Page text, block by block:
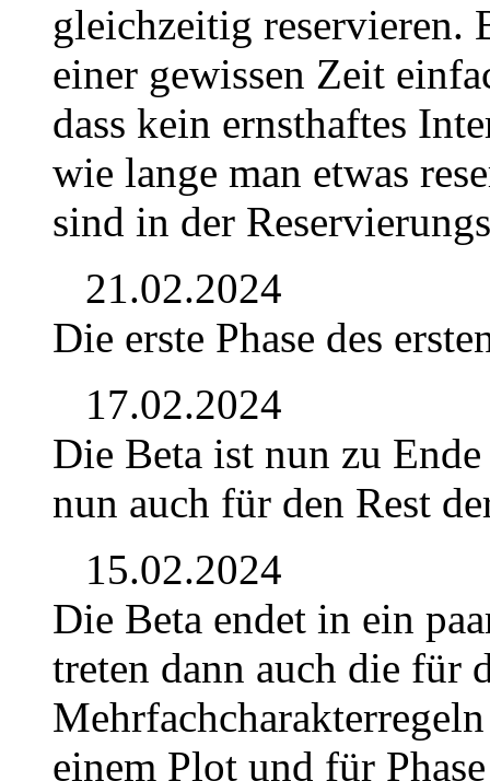
gleichzeitig reservieren.
einer gewissen Zeit
dass kein ernsthaftes
wie lange man etwas
sind in der
21.02.2024
Die erste Phase des
17.02.2024
Die Beta ist nun zu
nun auch für den Rest
15.02.2024
Die Beta endet in ein
treten dann auch die für
einem Plot und für